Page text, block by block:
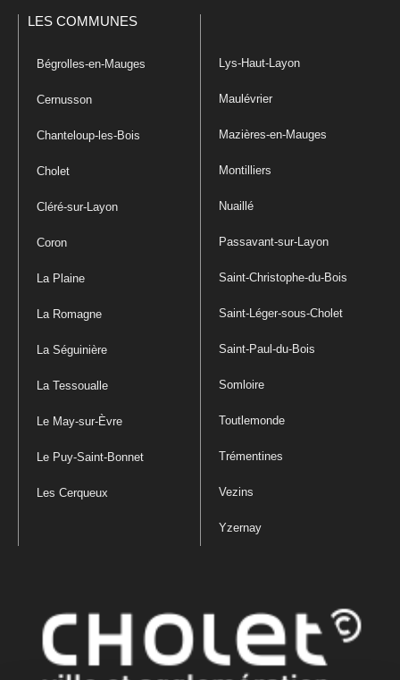
LES COMMUNES
Bégrolles-en-Mauges
Cernusson
Chanteloup-les-Bois
Cholet
Cléré-sur-Layon
Coron
La Plaine
La Romagne
La Séguinière
La Tessoualle
Le May-sur-Èvre
Le Puy-Saint-Bonnet
Les Cerqueux
Lys-Haut-Layon
Maulévrier
Mazières-en-Mauges
Montilliers
Nuaillé
Passavant-sur-Layon
Saint-Christophe-du-Bois
Saint-Léger-sous-Cholet
Saint-Paul-du-Bois
Somloire
Toutlemonde
Trémentines
Vezins
Yzernay